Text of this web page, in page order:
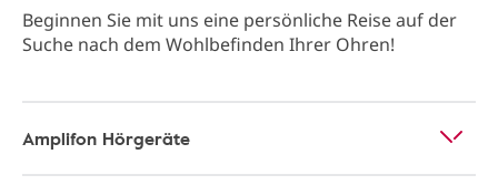
Beginnen Sie mit uns eine persönliche Reise auf der
Suche nach dem Wohlbefinden Ihrer Ohren!
Amplifon Hörgeräte